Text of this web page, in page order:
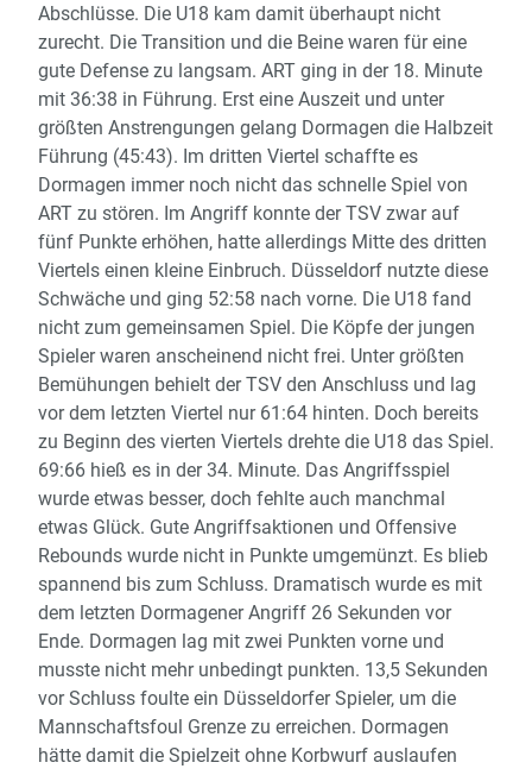
Abschlüsse. Die U18 kam damit überhaupt nicht
zurecht. Die Transition und die Beine waren für eine
gute Defense zu langsam. ART ging in der 18. Minute
mit 36:38 in Führung. Erst eine Auszeit und unter
größten Anstrengungen gelang Dormagen die Halbzeit
Führung (45:43). Im dritten Viertel schaffte es
Dormagen immer noch nicht das schnelle Spiel von
ART zu stören. Im Angriff konnte der TSV zwar auf
fünf Punkte erhöhen, hatte allerdings Mitte des dritten
Viertels einen kleine Einbruch. Düsseldorf nutzte diese
Schwäche und ging 52:58 nach vorne. Die U18 fand
nicht zum gemeinsamen Spiel. Die Köpfe der jungen
Spieler waren anscheinend nicht frei. Unter größten
Bemühungen behielt der TSV den Anschluss und lag
vor dem letzten Viertel nur 61:64 hinten. Doch bereits
zu Beginn des vierten Viertels drehte die U18 das Spiel.
69:66 hieß es in der 34. Minute. Das Angriffsspiel
wurde etwas besser, doch fehlte auch manchmal
etwas Glück. Gute Angriffsaktionen und Offensive
Rebounds wurde nicht in Punkte umgemünzt. Es blieb
spannend bis zum Schluss. Dramatisch wurde es mit
dem letzten Dormagener Angriff 26 Sekunden vor
Ende. Dormagen lag mit zwei Punkten vorne und
musste nicht mehr unbedingt punkten. 13,5 Sekunden
vor Schluss foulte ein Düsseldorfer Spieler, um die
Mannschaftsfoul Grenze zu erreichen. Dormagen
hätte damit die Spielzeit ohne Korbwurf auslaufen